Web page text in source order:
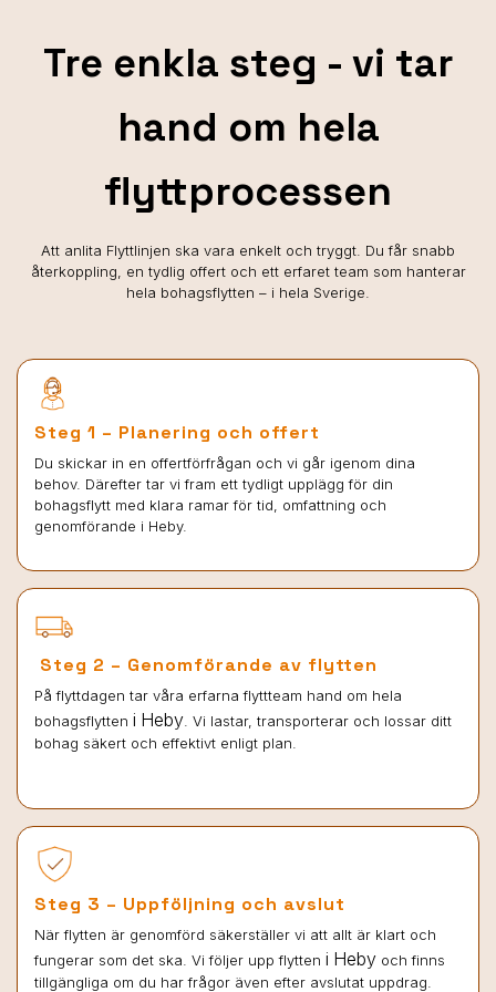
Tre enkla steg - vi tar
hand om hela
flyttprocessen
Att anlita Flyttlinjen ska vara enkelt och tryggt. Du får snabb
återkoppling, en tydlig offert och ett erfaret team som hanterar
hela bohagsflytten – i hela Sverige.
Steg 1 – Planering och offert
Du skickar in en offertförfrågan och vi går igenom dina
behov. Därefter tar vi fram ett tydligt upplägg för din
bohagsflytt med klara ramar för tid, omfattning och
genomförande i Heby.
Steg 2 – Genomförande av flytten
På flyttdagen tar våra erfarna flyttteam hand om hela
bohagsflytten i Heby . Vi lastar, transporterar och lossar ditt
bohag säkert och effektivt enligt plan.
Steg 3 – Uppföljning och avslut
När flytten är genomförd säkerställer vi att allt är klart och
fungerar som det ska. Vi följer upp flytten i Heby och finns
tillgängliga om du har frågor även efter avslutat uppdrag.